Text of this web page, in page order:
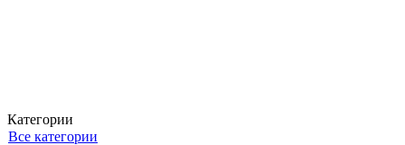
Категории
Все категории